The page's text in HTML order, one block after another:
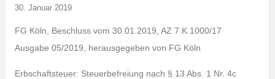
30. Januar 2019
FG Köln, Beschluss vom 30.01.2019, AZ 7 K 1000/17
Ausgabe 05/2019, herausgegeben von FG Köln
Erbschaftsteuer: Steuerbefreiung nach § 13 Abs. 1 Nr. 4c